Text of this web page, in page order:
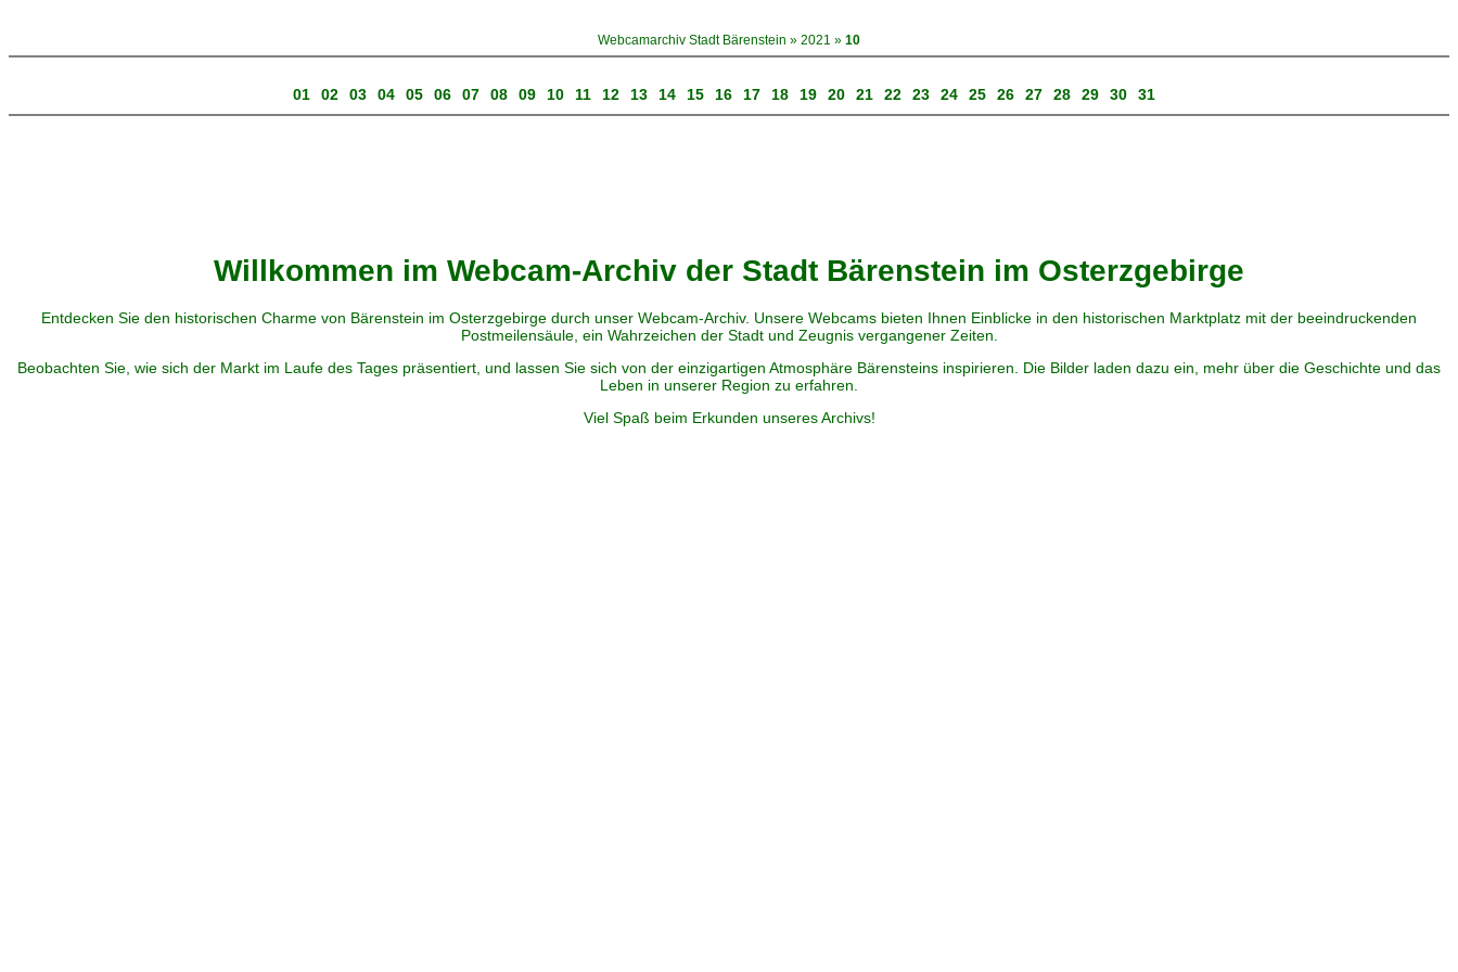
Webcamarchiv Stadt Bärenstein » 2021 » 10
01 02 03 04 05 06 07 08 09 10 11 12 13 14 15 16 17 18 19 20 21 22 23 24 25 26 27 28 29 30 31
Willkommen im Webcam-Archiv der Stadt Bärenstein im Osterzgebirge
Entdecken Sie den historischen Charme von Bärenstein im Osterzgebirge durch unser Webcam-Archiv. Unsere Webcams bieten Ihnen Einblicke in den historischen Marktplatz mit der beeindruckenden
Postmeilensäule, ein Wahrzeichen der Stadt und Zeugnis vergangener Zeiten.
Beobachten Sie, wie sich der Markt im Laufe des Tages präsentiert, und lassen Sie sich von der einzigartigen Atmosphäre Bärensteins inspirieren. Die Bilder laden dazu ein, mehr über die Geschichte und das
Leben in unserer Region zu erfahren.
Viel Spaß beim Erkunden unseres Archivs!